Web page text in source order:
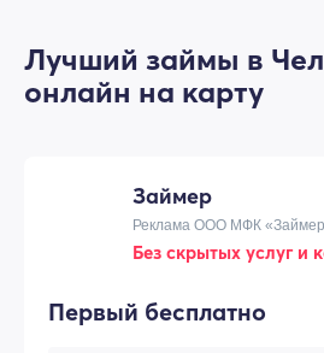
Лучший займы в
онлайн на карту
Займер
Реклама ООО МФК
Без скрытых услуг и
Первый бесплатно